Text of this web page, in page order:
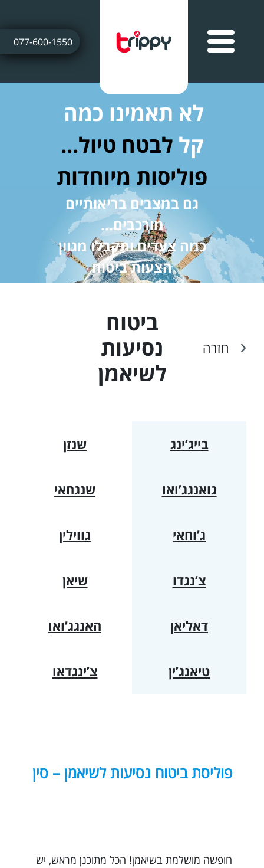
077-600-1550
לא תאמינו כמה
קל לבטח טיול...
פוליסות מיוחדות
גם במצבים בריאותיים
מורכבים...
כמה צעדים ותקבלו מגוון
הצעות ביטוח
חזרה
ביטוח
נסיעות
לשיאמן
בייג’ינג שנזן
גואנגג’ואו שנגחאי
ג’וחאי גווילין
צ’נגדו שיאן
דאליאן האנגג’ואו
טיאנג’ין צ’ינגדאו
פוליסת ביטוח נסיעות לשיאמן – סין
חופשה מושלמת בשיאמן! הכל מתוכנן מראש, יש